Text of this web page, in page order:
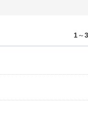
1～3